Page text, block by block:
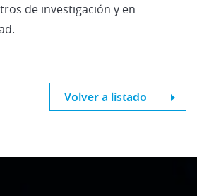
de investigación y en
Volver a listado